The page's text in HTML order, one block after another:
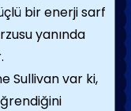
bir enerji sarf
yanında
Sullivan var ki,